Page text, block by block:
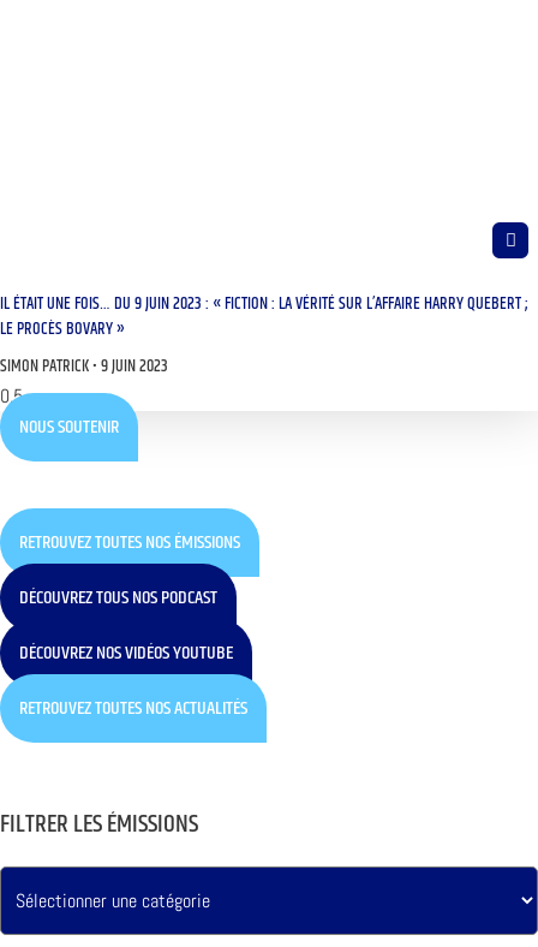
IL ÉTAIT UNE FOIS… DU 9 JUIN 2023 : « FICTION : LA VÉRITÉ SUR L’AFFAIRE HARRY QUEBERT ;
LE PROCÈS BOVARY »
SIMON PATRICK 9 JUIN 2023
NOUS SOUTENIR
RETROUVEZ TOUTES NOS ÉMISSIONS
DÉCOUVREZ TOUS NOS PODCAST
DÉCOUVREZ NOS VIDÉOS YOUTUBE
RETROUVEZ TOUTES NOS ACTUALITÉS
FILTRER LES ÉMISSIONS